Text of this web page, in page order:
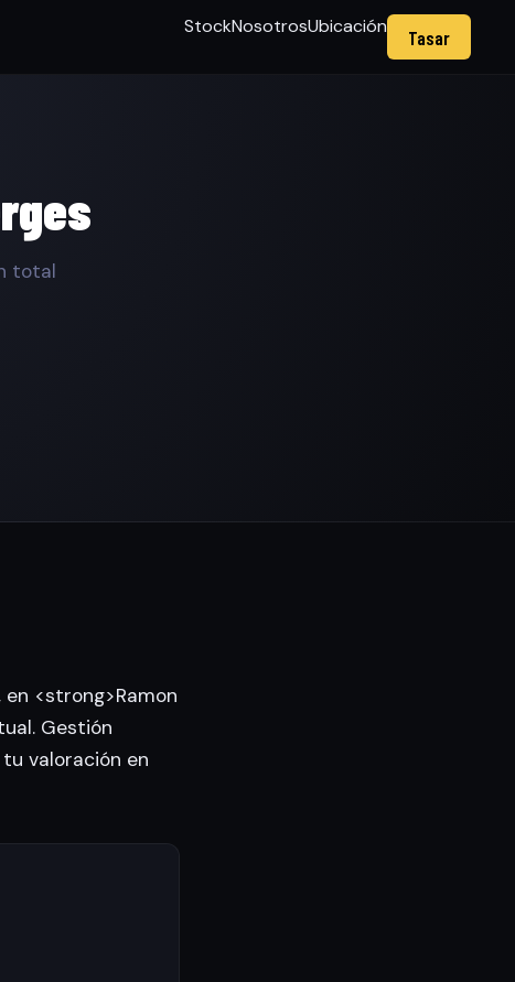
StockNosotrosUbicación Tasar
total
<strong>Ramon
Gestión
valoración en